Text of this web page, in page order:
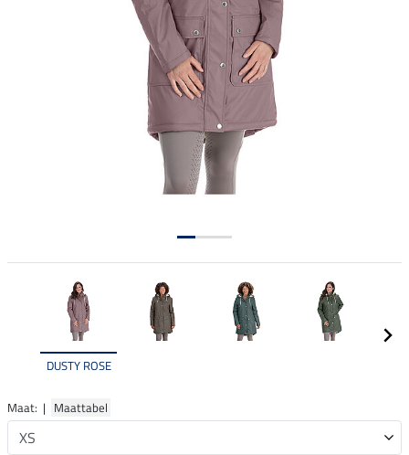
DUSTY ROSE
Maat: | Maattabel